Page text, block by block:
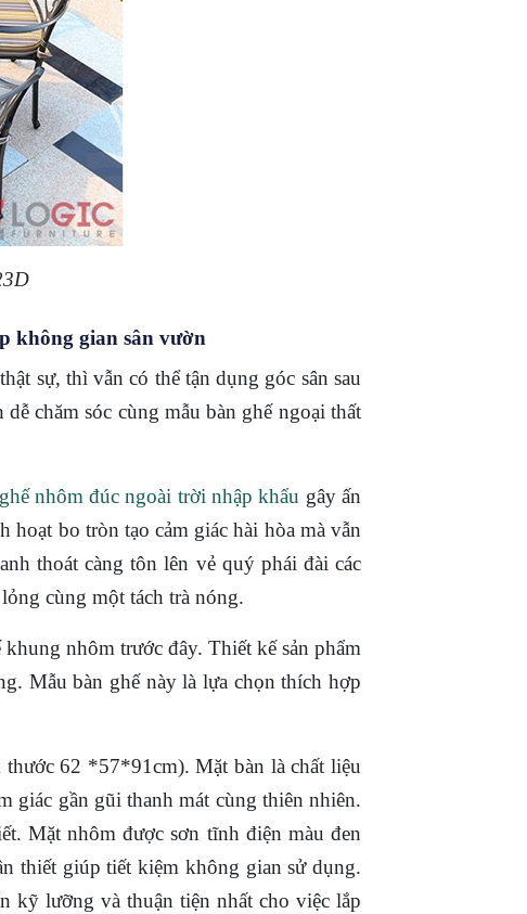
không gian sân vườn
sự, thì vẫn có thể tận dụng góc sân sau
chăm sóc cùng mẫu bàn ghế ngoại thất
nhôm đúc ngoài trời nhập khẩu gây ấn
bo tròn tạo cảm giác hài hòa mà vẫn
thoát càng tôn lên vẻ quý phái đài các
cùng một tách trà nóng.
nhôm trước đây. Thiết kế sản phẩm
Mẫu bàn ghế này là lựa chọn thích hợp
62 *57*91cm). Mặt bàn là chất liệu
giác gần gũi thanh mát cùng thiên nhiên.
Mặt nhôm được sơn tĩnh điện màu đen
thiết giúp tiết kiệm không gian sử dụng.
kỹ lưỡng và thuận tiện nhất cho việc lắp